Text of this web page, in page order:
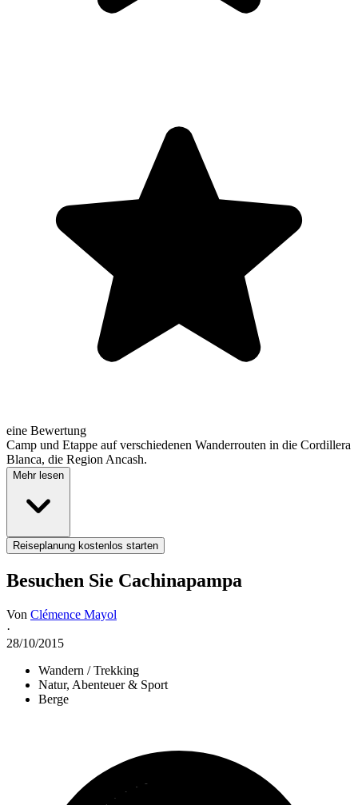
eine Bewertung
Camp und Etappe auf verschiedenen Wanderrouten in die Cordillera
Blanca, die Region Ancash.
Mehr lesen
Reiseplanung kostenlos starten
Besuchen Sie Cachinapampa
Von Clémence Mayol
·
28/10/2015
Wandern / Trekking
Natur, Abenteuer & Sport
Berge